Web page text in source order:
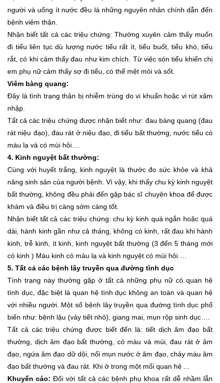
người và uống ít nước đều là những nguyên nhân chính dẫn đến
bệnh viêm thận.
Nhận biết tất cả các triệu chứng: Thường xuyên cảm thấy muốn
đi tiểu liên tục dù lượng nước tiểu rất ít, tiểu buốt, tiểu khó, tiểu
rắt, có khi cảm thấy đau như kim chích. Từ việc són tiểu khiến chị
em phụ nữ cảm thấy sợ đi tiểu, có thể mệt mỏi và sốt.
Viêm bàng quang:
Đây là tình trạng thận bị nhiễm trùng do vi khuẩn hoặc vi rút xâm
nhập.
Tất cả các triệu chứng được nhận biết như: đau bàng quang (đau
rát niệu đạo), đau rát ở niệu đạo, đi tiểu bất thường, nước tiểu có
màu lạ và có mùi hôi….
4. Kinh nguyệt bất thường:
Cùng với huyết trắng, kinh nguyệt là thước đo sức khỏe và khả
năng sinh sản của người bệnh. Vì vậy, khi thấy chu kỳ kinh nguyệt
bất thường, không đều phải đến gặp bác sĩ chuyên khoa để được
khám và điều trị càng sớm càng tốt.
Nhận biết tất cả các triệu chứng: chu kỳ kinh quá ngắn hoặc quá
dài, hành kinh gần như cả tháng, không có kinh, rất đau khi hành
kinh, trễ kinh, ít kinh, kinh nguyệt bất thường (3 đến 5 tháng mới
có kinh ) Máu kinh có màu lạ và kinh nguyệt có mùi hôi….
5. Tất cả các bệnh lây truyền qua đường tình dục
Tình trạng này thường gặp ở tất cả những phụ nữ có quan hệ
tình dục, đặc biệt là quan hệ tình dục không an toàn và quan hệ
với nhiều người. Một số bệnh lây truyền qua đường tình dục phổ
biến như: bệnh lậu (vảy tiết nhỏ), giang mai, mụn rộp sinh dục….
Tất cả các triệu chứng được biết đến là: tiết dịch âm đạo bất
thường, dịch âm đạo bất thường, có màu và mùi, đau rát ở âm
đạo, ngứa âm đạo dữ dội, nổi mụn nước ở âm đạo, chảy máu âm
đạo bất thường và đau rát. Khi ở trong một mối quan hệ ...
Khuyến cáo:Đối với tất cả các bệnh phụ khoa rất dễ nhầm lẫn